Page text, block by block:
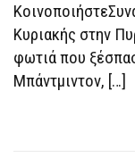
Κυριακής στην
φωτιά που
Μπάντμιντον, […]